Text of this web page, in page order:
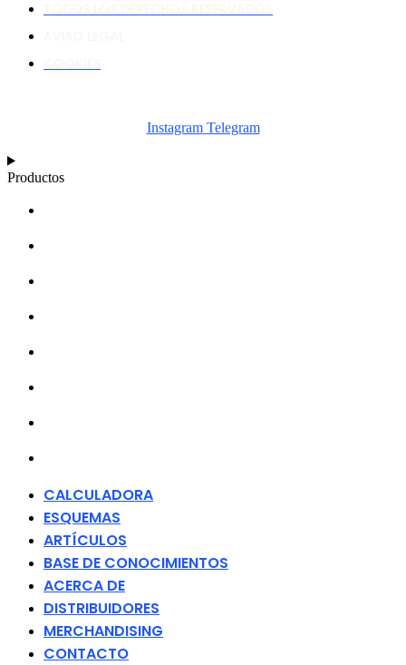
Instagram Telegram
Productos
CALCULADORA
ESQUEMAS
ARTÍCULOS
BASE DE CONOCIMIENTOS
ACERCA DE
DISTRIBUIDORES
MERCHANDISING
CONTACTO